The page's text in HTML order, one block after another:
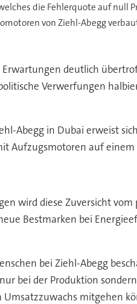
die Fehlerquote auf null
von Ziehl-Abegg
deutlich
Verwerfungen
Abegg in Dubai erweist
Aufzugsmotoren auf
wird diese Zuversicht vom
Bestmarken bei
bei Ziehl-Abegg
bei der Produktion
mitgehen